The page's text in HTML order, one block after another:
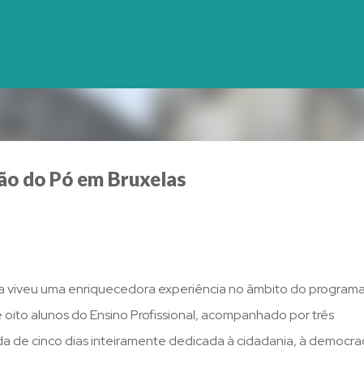
do Pó em Bruxelas
viveu uma enriquecedora experiência no âmbito do programa
alunos do Ensino Profissional, acompanhado por três
de cinco dias inteiramente dedicada à cidadania, à